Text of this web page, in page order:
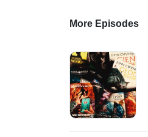
More Episodes